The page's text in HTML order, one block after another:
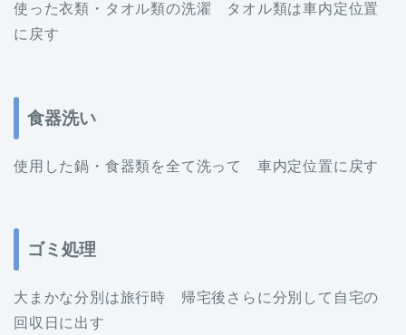
使った衣類・タオル類の洗濯 タオル類は車内定位置
に戻す
食器洗い
使用した鍋・食器類を全て洗って 車内定位置に戻す
ゴミ処理
大まかな分別は旅行時 帰宅後さらに分別して自宅の
回収日に出す